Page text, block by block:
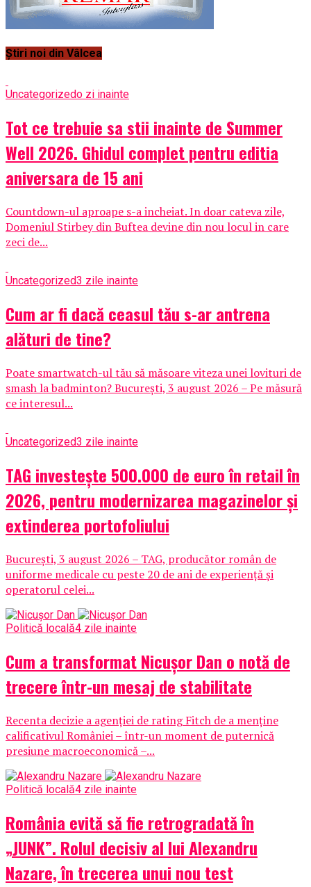
Știri noi din Vâlcea
Uncategorizedo zi inainte
Tot ce trebuie sa stii inainte de Summer
Well 2026. Ghidul complet pentru editia
aniversara de 15 ani
Countdown-ul aproape s-a incheiat. In doar cateva zile,
Domeniul Stirbey din Buftea devine din nou locul in care
zeci de...
Uncategorized3 zile inainte
Cum ar fi dacă ceasul tău s-ar antrena
alături de tine?
Poate smartwatch-ul tău să măsoare viteza unei lovituri de
smash la badminton? București, 3 august 2026 – Pe măsură
ce interesul...
Uncategorized3 zile inainte
TAG investește 500.000 de euro în retail în
2026, pentru modernizarea magazinelor și
extinderea portofoliului
București, 3 august 2026 – TAG, producător român de
uniforme medicale cu peste 20 de ani de experiență și
operatorul celei...
Politică locală4 zile inainte
Cum a transformat Nicușor Dan o notă de
trecere într-un mesaj de stabilitate
Recenta decizie a agenției de rating Fitch de a menține
calificativul României – într-un moment de puternică
presiune macroeconomică –...
Politică locală4 zile inainte
România evită să fie retrogradată în
„JUNK”. Rolul decisiv al lui Alexandru
Nazare, în trecerea unui nou test